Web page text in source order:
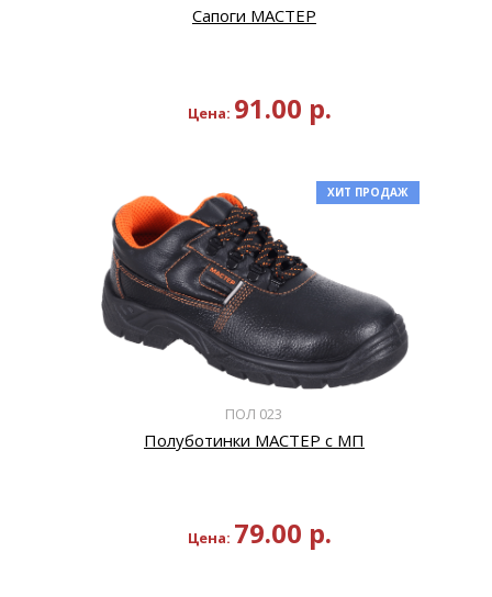
Сапоги МАСТЕР
Цена: 91.00 р.
ПОЛ 023
Полуботинки МАСТЕР с МП
Цена: 79.00 р.
ХИТ ПРОДАЖ